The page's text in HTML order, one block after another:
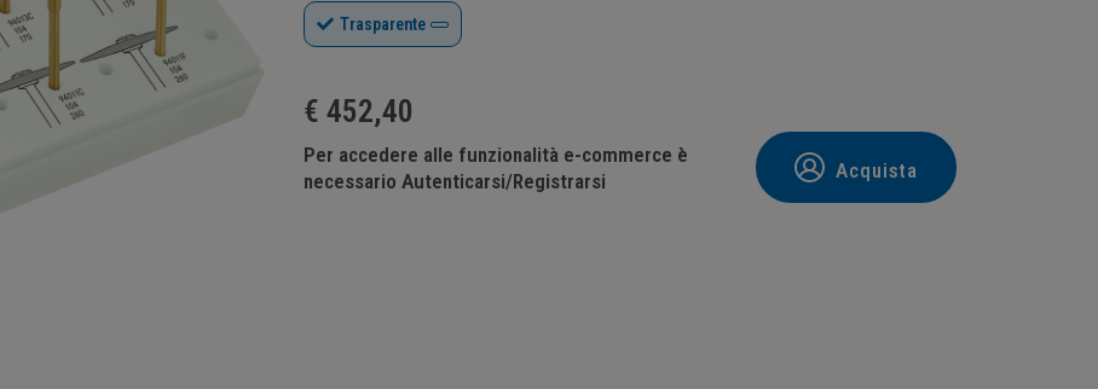
Trasparente
€ 452,40
Per accedere alle funzionalità e-commerce è
necessario Autenticarsi/Registrarsi
Acquista